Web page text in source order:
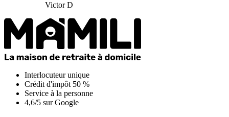
Victor D
Interlocuteur unique
Crédit d'impôt 50 %
Service à la personne
4,6/5 sur Google